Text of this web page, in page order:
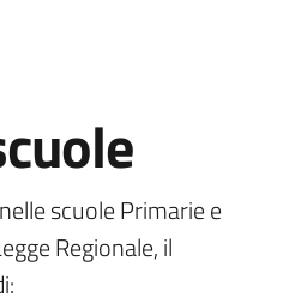
scuole Primarie e
Regionale, il